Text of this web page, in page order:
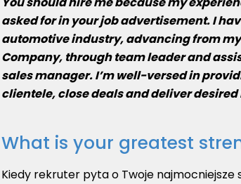
asked for in your job advertisement. I
automotive industry, advancing from
Company, through team leader and
sales manager. I’m well-versed in
clientele, close deals and deliver desired
What is your greatest
Kiedy rekruter pyta o Twoje